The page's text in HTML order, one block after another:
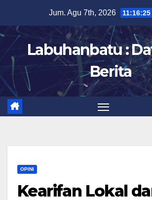
content
Jum. Agu 7th, 2026 11:16:26
Labuhanbatu :
Berita
OPINI
Kearifan Lokal